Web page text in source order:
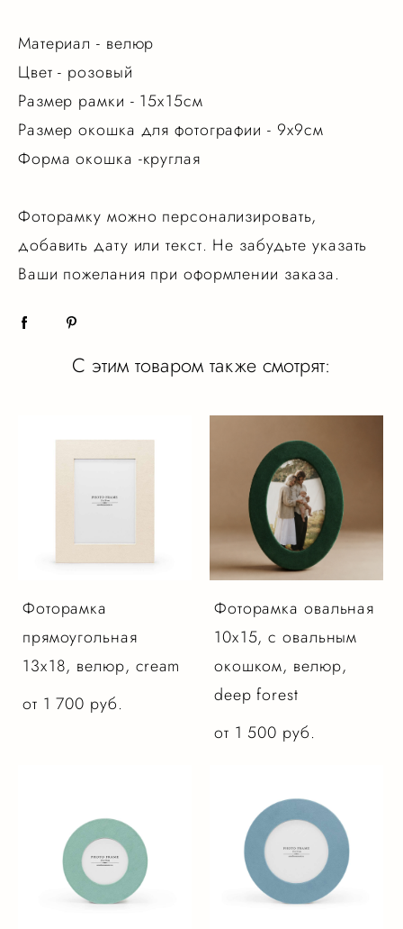
Материал - велюр
Цвет - розовый
Размер рамки - 15х15см
Размер окошка для фотографии - 9х9см
Форма окошка -круглая
Фоторамку можно персонализировать,
добавить дату или текст. Не забудьте указать
Ваши пожелания при оформлении заказа.
С этим товаром также смотрят:
Фоторамка
прямоугольная
13х18, велюр, cream
от 1 700 pуб.
Фоторамка овальная
10х15, с овальным
окошком, велюр,
deep forest
от 1 500 pуб.